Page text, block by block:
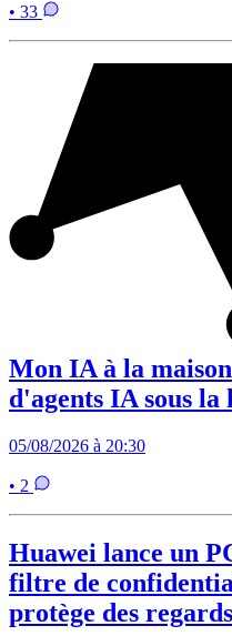
• 33
Mon IA à la
d'agents IA sous la
05/08/2026 à 20:30
• 2
Huawei lance un
filtre de
protège des